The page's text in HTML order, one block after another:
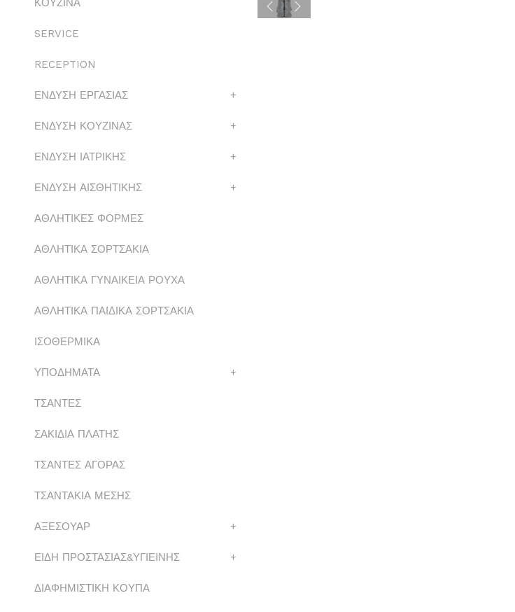
ΚΟΥΖΙΝΑ
SERVICE
RECEPTION
ΕΝΔΥΣΗ ΕΡΓΑΣΙΑΣ +
ΕΝΔΥΣΗ ΚΟΥΖΙΝΑΣ +
ΕΝΔΥΣΗ ΙΑΤΡΙΚΗΣ +
ΕΝΔΥΣΗ ΑΙΣΘΗΤΙΚΗΣ +
ΑΘΛΗΤΙΚΕΣ ΦΟΡΜΕΣ
ΑΘΛΗΤΙΚΑ ΣΟΡΤΣΑΚΙΑ
ΑΘΛΗΤΙΚΑ ΓΥΝΑΙΚΕΙΑ ΡΟΥΧΑ
ΑΘΛΗΤΙΚΑ ΠΑΙΔΙΚΑ ΣΟΡΤΣΑΚΙΑ
ΙΣΟΘΕΡΜΙΚΑ
ΥΠΟΔΗΜΑΤΑ +
ΤΣΑΝΤΕΣ
ΣΑΚΙΔΙΑ ΠΛΑΤΗΣ
ΤΣΑΝΤΕΣ ΑΓΟΡΑΣ
ΤΣΑΝΤΑΚΙΑ ΜΕΣΗΣ
ΑΞΕΣΟΥΑΡ +
ΕΙΔΗ ΠΡΟΣΤΑΣΙΑΣ&ΥΓΙΕΙΝΗΣ +
ΔΙΑΦΗΜΙΣΤΙΚΗ ΚΟΥΠΑ